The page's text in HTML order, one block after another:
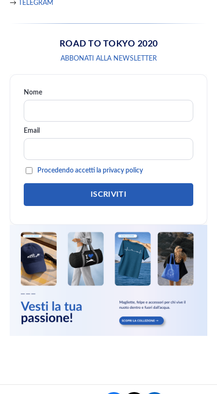
→ TELEGRAM
ROAD TO TOKYO 2020
ABBONATI ALLA NEWSLETTER
Nome
Email
Procedendo accetti la privacy policy